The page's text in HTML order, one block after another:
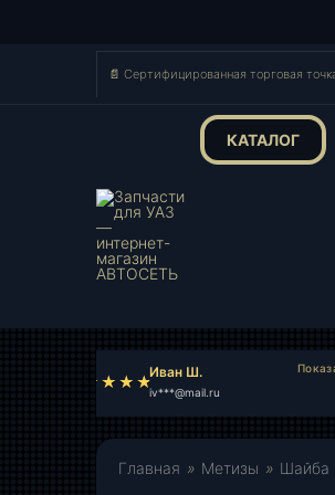
📄 Сертифицированная торговая
КАТАЛОГ
Иван Ш.
iv***@mail.ru
Главная » Метизы » Шайба